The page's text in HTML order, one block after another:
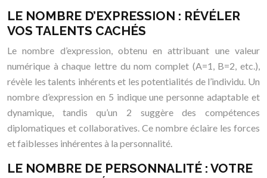
LE NOMBRE D’EXPRESSION : RÉVÉLER
VOS TALENTS CACHÉS
Le nombre d’expression, obtenu en attribuant une valeur
numérique à chaque lettre du nom complet (A=1, B=2, etc.),
révèle les talents inhérents et les potentialités de l’individu. Un
nombre d’expression en 5 indique une personne adaptable et
dynamique, tandis qu’un 2 suggère des compétences
diplomatiques et collaboratives. Ce nombre éclaire les forces
et faiblesses inhérentes à la personnalité.
LE NOMBRE DE PERSONNALITÉ : VOTRE